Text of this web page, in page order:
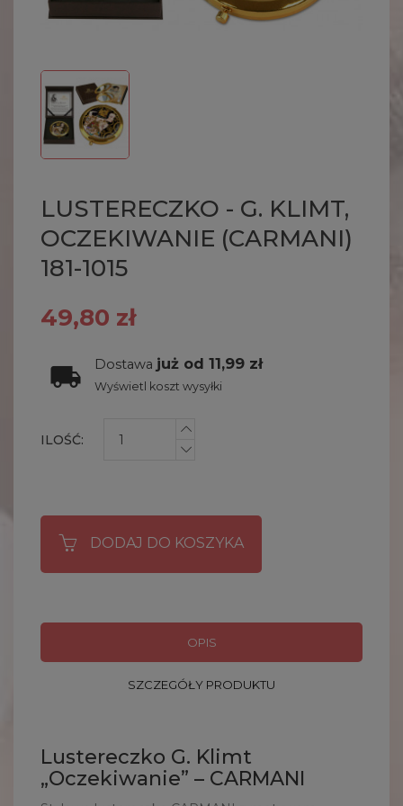
LUSTERECZKO - G. KLIMT,
OCZEKIWANIE (CARMANI)
181-1015
49,80 zł
Dostawa już od 11,99 zł
Wyświetl koszt wysyłki
ILOŚĆ:
DODAJ DO KOSZYKA
OPIS
SZCZEGÓŁY PRODUKTU
Lustereczko G. Klimt
„Oczekiwanie” – CARMANI